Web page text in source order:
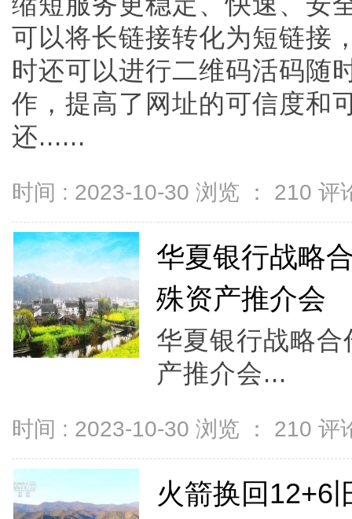
可以将长链接转化为短链接
时还可以进行二维码活码随
作，提高了网址的可信度和
还......
时间 : 2023-10-30 浏览 ： 210 评
华夏银行战略
殊资产推介会
华夏银行战略
产推介会...
时间 : 2023-10-30 浏览 ： 210 评
火箭换回12+6